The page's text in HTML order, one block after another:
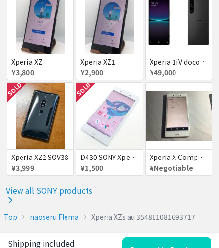
Xperia XZ
¥3,800
Xperia XZ1
¥2,900
Xperia 1iV docomo版
¥49,000
SOLD
Xperia XZ2 SOV38
¥3,999
SOLD
D430 SONY Xperia X Compact so-02j 判定△
¥1,500
Xperia X Compact ホワイト
¥Negotiable
View all SONY products
Top naoseru Flema Xperia XZs au 354811081693717
Shipping included